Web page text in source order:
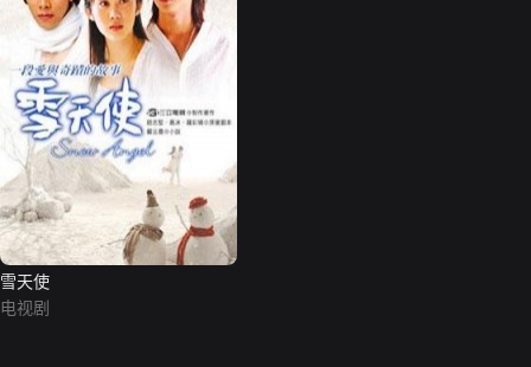
雪天使
电视剧